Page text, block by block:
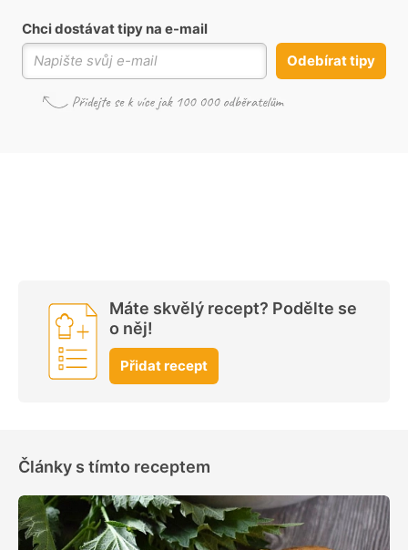
Chci dostávat tipy na e-mail
Odebírat tipy
Máte skvělý recept? Podělte se
o něj!
Přidat recept
Články s tímto receptem